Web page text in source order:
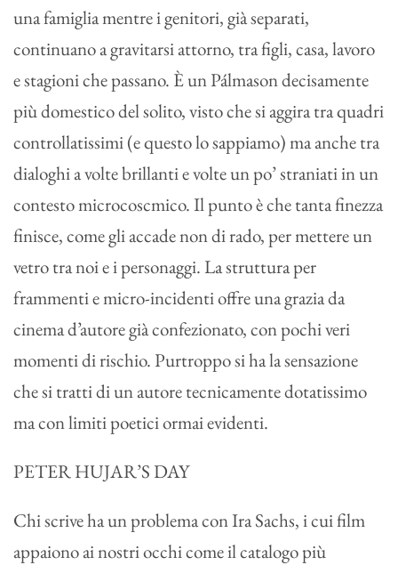
una famiglia mentre i genitori, già separati,
continuano a gravitarsi attorno, tra figli, casa, lavoro
e stagioni che passano. È un Pálmason decisamente
più domestico del solito, visto che si aggira tra quadri
controllatissimi (e questo lo sappiamo) ma anche tra
dialoghi a volte brillanti e volte un po’ straniati in un
contesto microcoscmico. Il punto è che tanta finezza
finisce, come gli accade non di rado, per mettere un
vetro tra noi e i personaggi. La struttura per
frammenti e micro-incidenti offre una grazia da
cinema d’autore già confezionato, con pochi veri
momenti di rischio. Purtroppo si ha la sensazione
che si tratti di un autore tecnicamente dotatissimo
ma con limiti poetici ormai evidenti.
PETER HUJAR’S DAY
Chi scrive ha un problema con Ira Sachs, i cui film
appaiono ai nostri occhi come il catalogo più